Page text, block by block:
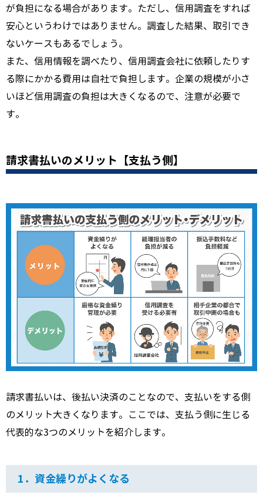
が負担になる場合があります。ただし、信用調査をすれば
安心というわけではありません。調査した結果、取引でき
ないケースもあるでしょう。
また、信用情報を調べたり、信用調査会社に依頼したりす
る際にかかる費用は自社で負担します。企業の規模が小さ
いほど信用調査の負担は大きくなるので、注意が必要で
す。
請求書払いのメリット【支払う側】
請求書払いは、後払い決済のことなので、支払いをする側
のメリット大きくなります。ここでは、支払う側に生じる
代表的な3つのメリットを紹介します。
1．資金繰りがよくなる